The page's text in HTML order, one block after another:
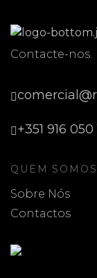
Contacte-nos.
+351 916 050
QUEM SOMOS
Sobre Nós
Contactos